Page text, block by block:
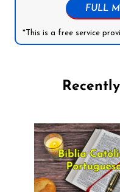
FULL
*This is a free service